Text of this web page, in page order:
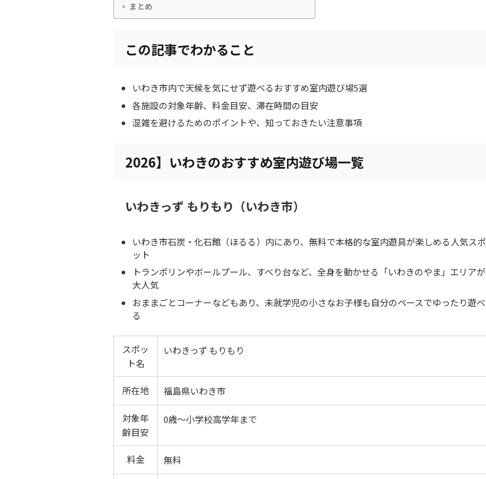
まとめ
この記事でわかること
いわき市内で天候を気にせず遊べるおすすめ室内遊び場5選
各施設の対象年齢、料金目安、滞在時間の目安
混雑を避けるためのポイントや、知っておきたい注意事項
2026】いわきのおすすめ室内遊び場一覧
いわきっず もりもり（いわき市）
いわき市石炭・化石館（ほるる）内にあり、無料で本格的な室内遊具が楽しめる人気スポ
ット
トランポリンやボールプール、すべり台など、全身を動かせる「いわきのやま」エリアが
大人気
おままごとコーナーなどもあり、未就学児の小さなお子様も自分のペースでゆったり遊べ
る
スポッ
ト名
いわきっず もりもり
所在地 福島県いわき市
対象年
齢目安
0歳〜小学校高学年まで
料金 無料